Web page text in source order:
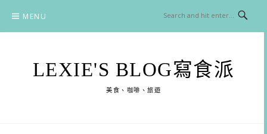
content
MENU
LEXIE'S BLOG寫食派
美食、咖啡、旅遊